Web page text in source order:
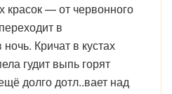
красок — от червонного
в
ночь. Кричат в кустах
гудит выпь горят
долго дотл..вает над